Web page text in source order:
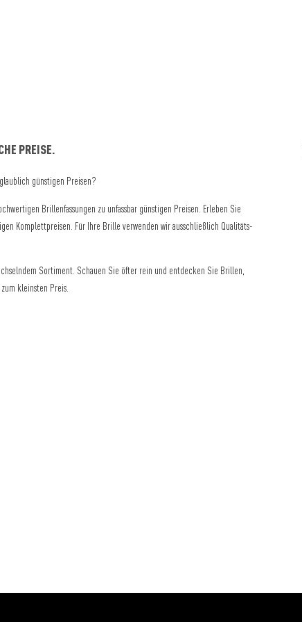
PREISE.
günstigen Preisen?
Brillenfassungen zu unfassbar günstigen Preisen. Erleben Sie
Komplettpreisen. Für Ihre Brille verwenden wir ausschließlich Qualitäts-
Sortiment. Schauen Sie öfter rein und entdecken Sie Brillen,
kleinsten Preis.